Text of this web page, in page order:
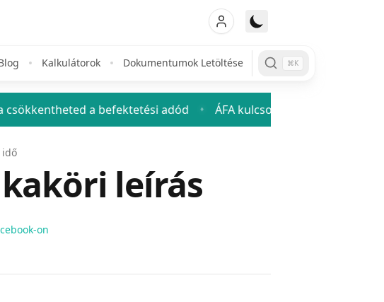
Kalkulátorok Dokumentumok Letöltése ⌘K
a befektetési adód ♦ ÁFA kulcsok 2026: mennyi az áfa és
idő
leírás
on